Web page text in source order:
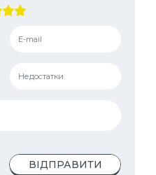
ВІДПРАВИТИ